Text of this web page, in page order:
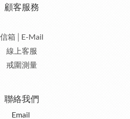
顧客服務
信箱│E-Mail
線上客服
戒圍測量
聯絡我們
Email